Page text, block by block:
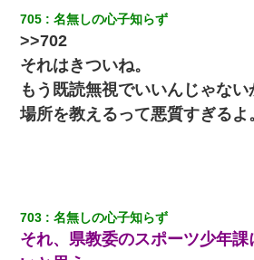
【悲報】嫁がワイのこと嫌いっぽいから
妻「ずっと好きだった人と一緒になりた
い」→離婚後、娘と実家で生活してると…
ワイ144kg彼女98kgデブカップル、1年
705 名無しの心子知らず
>>702
それはきついね。
もう既読無視でいいんじゃな
場所を教えるって悪質すぎるよ
703 名無しの心子知らず
それ、県教委のスポーツ少年